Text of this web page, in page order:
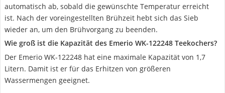
automatisch ab, sobald die gewünschte Temperatur erreicht
ist. Nach der voreingestellten Brühzeit hebt sich das Sieb
wieder an, um den Brühvorgang zu beenden.
Wie groß ist die Kapazität des Emerio WK-122248 Teekochers?
Der Emerio WK-122248 hat eine maximale Kapazität von 1,7
Litern. Damit ist er für das Erhitzen von größeren
Wassermengen geeignet.